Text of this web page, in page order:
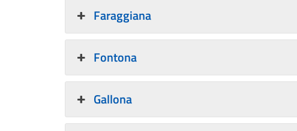
Faraggiana
Fontona
Gallona